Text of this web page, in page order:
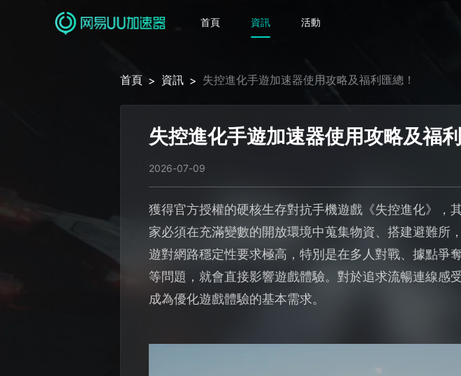
首頁 資訊 活動
首頁 > 資訊 > 失控進化手遊加速器使用攻略及福利匯總！
失控進化手遊加速器使用攻略及福利
2026-07-09
獲得官方授權的硬核生存對抗手機遊戲《失控進化》，
家必須在充滿變數的開放環境中蒐集物資、搭建避難所
遊對網路穩定性要求極高，特別是在多人對戰、據點爭
等問題，就會直接影響遊戲體驗。對於追求流暢連線感
成為優化遊戲體驗的基本需求。